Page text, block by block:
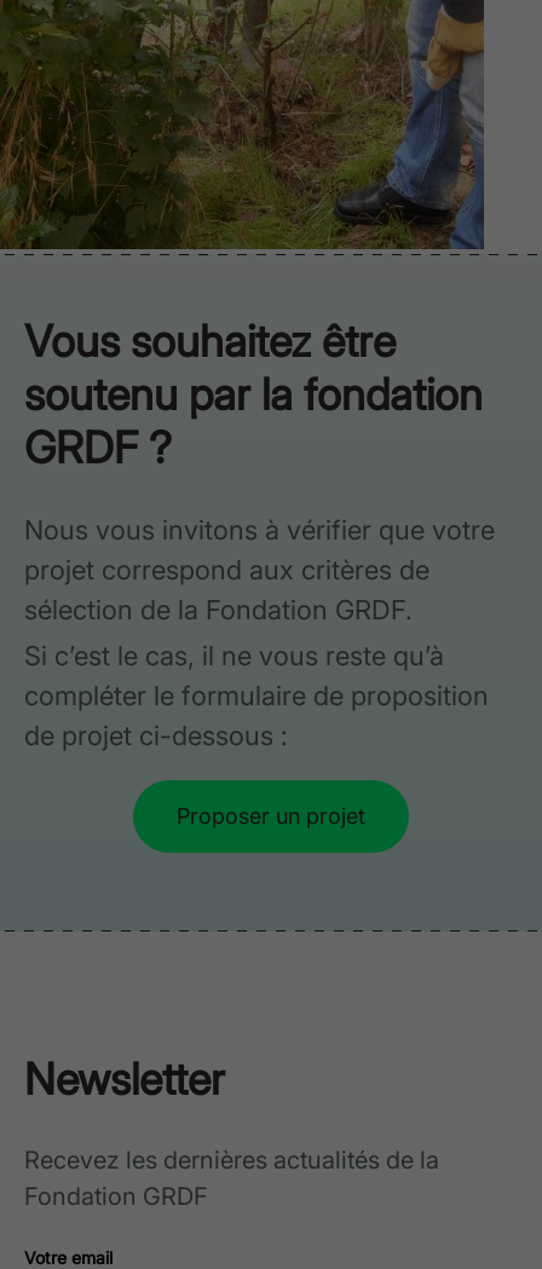
Vous souhaitez être
soutenu par la fondation
GRDF ?
Nous vous invitons à vérifier que votre
projet correspond aux critères de
sélection de la Fondation GRDF.
Si c’est le cas, il ne vous reste qu’à
compléter le formulaire de proposition
de projet ci-dessous :
Proposer un projet
Newsletter
Recevez les dernières actualités de la
Fondation GRDF
Votre email